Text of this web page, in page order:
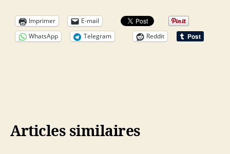
Imprimer
E-mail
WhatsApp
Telegram Reddit
Articles similaires